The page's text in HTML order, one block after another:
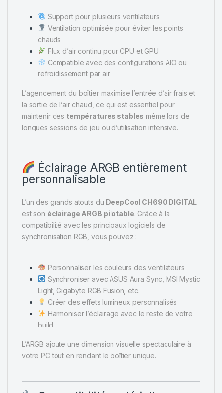
Support pour plusieurs ventilateurs
Ventilation optimisée pour éviter les points
chauds
Flux d’air continu pour CPU et GPU
Compatible avec des configurations AIO ou
refroidissement par air
L’agencement du boîtier maximise l’entrée d’air frais et
la sortie de l’air chaud, ce qui est essentiel pour
maintenir des températures stables même lors de
longues sessions de jeu ou d’utilisation intensive.
Éclairage ARGB entièrement
personnalisable
L’un des grands atouts du DeepCool CH690 DIGITAL
est son éclairage ARGB pilotable. Grâce à la
compatibilité avec les principaux logiciels de
synchronisation RGB, vous pouvez :
Personnaliser les couleurs des ventilateurs
Synchroniser avec ASUS Aura Sync, MSI Mystic
Light, Gigabyte RGB Fusion, etc.
Créer des effets lumineux personnalisés
Harmoniser l’éclairage avec le reste de votre
build
L’ARGB ajoute une dimension visuelle spectaculaire à
votre PC tout en rendant le boîtier unique.